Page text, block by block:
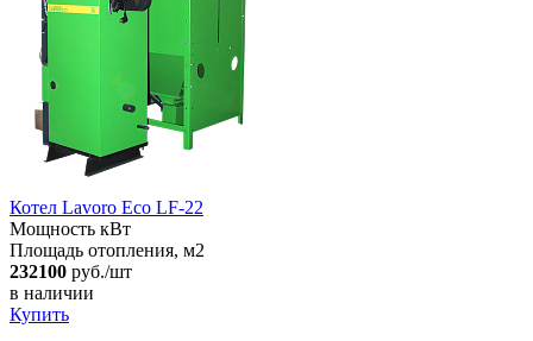
Котел Lavoro Eco LF-22
Мощность кВт
Площадь отопления, м2
232100 руб./шт
в наличии
Купить